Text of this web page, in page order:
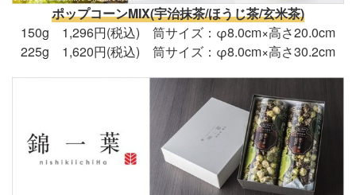
ポップコーンMIX(宇治抹茶/ほうじ茶/玄米茶)
150g 1,296円(税込) 筒サイズ：φ8.0cm×高さ20.0cm
225g 1,620円(税込) 筒サイズ：φ8.0cm×高さ30.2cm